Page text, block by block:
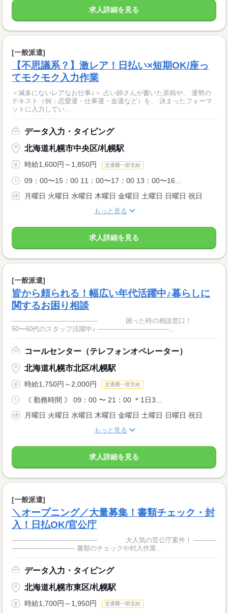
求人詳細を見る
[一般派遣]
【不思議系？】激レア！日払い×短期OK/座っ
てモクモク入力作業
＜滅多にないレアなお仕事♪＞ 占い師さんが書いた原稿や、 運勢の
テキスト（例：恋愛運・仕事運・金運など）を、 決まったフォーマ
ットに入力してい...
データ入力・タイピング
北海道札幌市中央区/札幌駅
時給1,600円～1,850円 交通費一部支給
09：00〜15：00 11：00〜17：00 13：00〜16...
月曜日 火曜日 水曜日 木曜日 金曜日 土曜日 日曜日 祝日
もっと見る
求人詳細を見る
[一般派遣]
皆から頼られる！幅広い年代活躍中♪暮らしに
関するお困り相談
------------------------------------------ 困った時の相談窓口！
50〜60代のスタッフ活躍中♪ -----------------------------------...
コールセンター（テレフォンオペレーター）
北海道札幌市北区/札幌駅
時給1,750円～2,000円 交通費一部支給
《 勤務時間 》 09：00 〜 21：00 ＊1日3...
月曜日 火曜日 水曜日 木曜日 金曜日 土曜日 日曜日 祝日
もっと見る
求人詳細を見る
[一般派遣]
＼オープニング／大量募集！書類チェック・封
入！日払OK/官公庁
------------------------------------------ 大人気の官公庁案件！ -----------
------------------------------- 書類のチェックや封入作業...
データ入力・タイピング
北海道札幌市東区/札幌駅
時給1,700円～1,950円 交通費一部支給